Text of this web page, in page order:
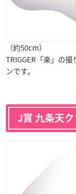
（約50cm）
TRIGGER「楽」の
ンです。
J賞 九条天ク